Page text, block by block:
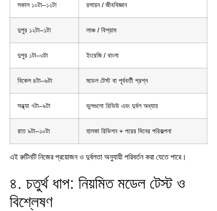
সকাল ১০টা–১২টা রসায়ন / জীববিজ্ঞান
দুপুর ১২টা–১টা লাঞ্চ / বিশ্রাম
দুপুর ১টা–৩টা ইংরেজি / বাংলা
বিকেল ৪টা–৬টা মডেল টেস্ট বা পূর্ববর্তী প্রশ্ন
সন্ধ্যা ৭টা–৯টা ভুলগুলো রিভিউ এবং দুর্বল অধ্যায়
রাত ৯টা–১০টা হালকা রিভিশন + পরের দিনের পরিকল্পনা
এই রুটিনটি নিজের প্রয়োজন ও দুর্বলতা অনুযায়ী পরিবর্তন করা যেতে পারে।
৪. চতুর্থ ধাপ: নিয়মিত মডেল টেস্ট ও
বিশ্লেষণ